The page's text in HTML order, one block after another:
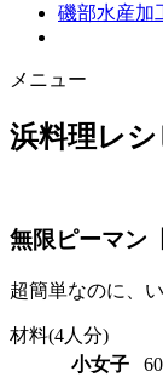
磯部水産加
メニュー
浜料理レ
無限ピーマン
超簡単なのに、
材料(4人分)
小女子